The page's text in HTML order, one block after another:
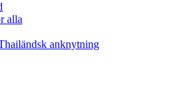
alla
anknytning